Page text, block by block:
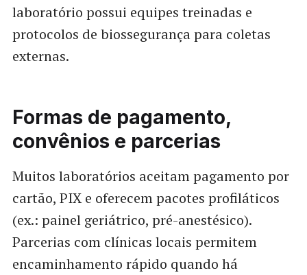
laboratório possui equipes treinadas e
protocolos de biossegurança para coletas
externas.
Formas de pagamento,
convênios e parcerias
Muitos laboratórios aceitam pagamento por
cartão, PIX e oferecem pacotes profiláticos
(ex.: painel geriátrico, pré-anestésico).
Parcerias com clínicas locais permitem
encaminhamento rápido quando há